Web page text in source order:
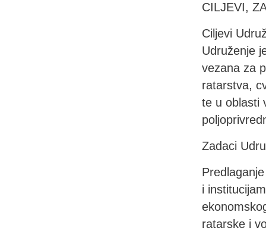
CILJEVI,
Ciljevi
Udruženje
vezana za
ratarstva,
te u oblasti
Zadaci
i
ratarske i